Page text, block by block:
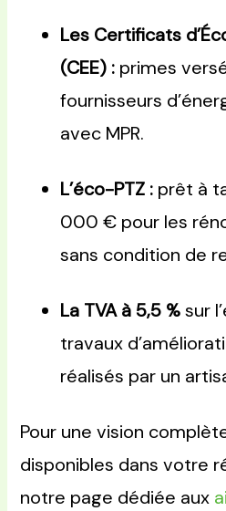
Les Certificats
(CEE) : primes
fournisseurs
avec MPR.
L’éco-PTZ : prêt à
000 € pour les
sans condition de
La TVA à 5,5 %sur
travaux
réalisés par un
Pour une vision
disponibles dans votre
notre page dédiée aux